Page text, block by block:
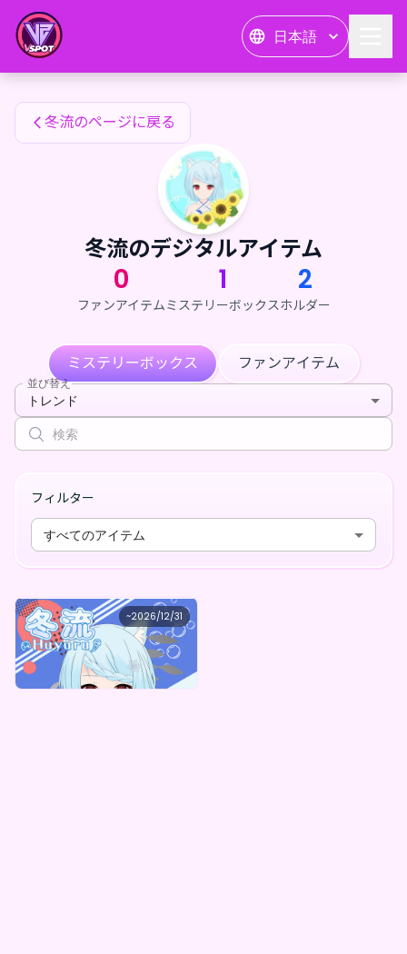
日本語
冬流のファンアイテム
冬流のページに戻る
冬流のデジタルアイテム
0
ファンアイテム
1
ミステリーボックス
2
ホルダー
ミステリーボックス ファンアイテム
並び替え
トレンド
フィルター
すべてのアイテム
~2026/12/31
冬流
冬流 4周年まであと1か月記念！チャレンジデジタルボックス（全5種）
最低価格
¥1,000 購入はこちら
冬流のファンアイテム — 24karat